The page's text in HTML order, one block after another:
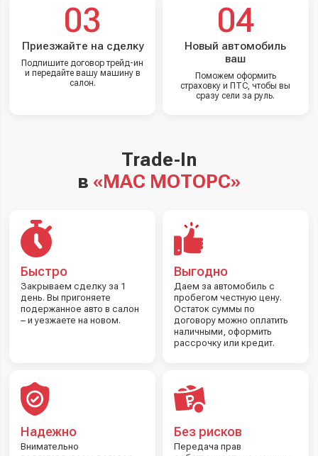
03
Приезжайте на сделку
Подпишите договор трейд-ин
и передайте вашу машину в
салон.
04
Новый автомобиль
ваш
Поможем оформить
страховку и ПТС, чтобы вы
сразу сели за руль.
Trade-In
в «МАС МОТОРС»
Быстро
Закрываем сделку за 1
день. Вы пригоняете
подержанное авто в салон
– и уезжаете на новом.
Выгодно
Даем за автомобиль с
пробегом честную цену.
Остаток суммы по
договору можно оплатить
наличными, оформить
рассрочку или кредит.
Надежно
Внимательно
Без рисков
Передача прав